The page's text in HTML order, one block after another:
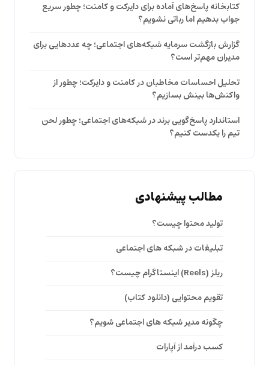
کتابخانه پاسخ‌های آماده برای دایرکت و کامنت؛ چطور سریع
جواب بدهیم اما رباتی نشویم؟
گزارش بازگشت سرمایه شبکه‌های اجتماعی؛ چه عددهایی برای
مدیران مهم‌تر است؟
تحلیل احساسات مخاطبان در کامنت و دایرکت؛ چطور از
واکنش‌ها بینش بسازیم؟
استاندارد پاسخ‌گویی برند در شبکه‌های اجتماعی؛ چطور لحن
تیم را یکدست کنیم؟
مطالب پیشنهادی
تولید محتوا چیست؟
تبلیغات در شبکه های اجتماعی
ریلز (Reels) اینستاگرام چیست؟
تقویم محتوایی (دانلود کتاب)
چگونه مدیر شبکه های اجتماعی شویم؟
کسب درآمد از آپارات